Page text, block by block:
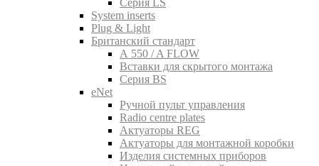
Серия LS
System inserts
Plug & Light
Британский стандарт
A 550 / A FLOW
Вставки для скрытого монтажа
Серия BS
eNet
Pучной пульт управления
Radio centre plates
Актуаторы REG
Актуаторы для монтажной коробки
Изделия системных приборов